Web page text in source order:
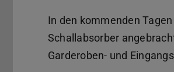
In den kommenden
Schallabsorber
Garderoben- und